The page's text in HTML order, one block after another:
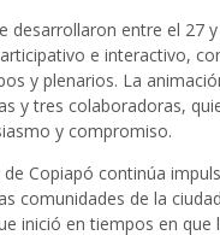
desarrollaron entre el 27
e interactivo,
y plenarios. La
y tres colaboradoras,
y compromiso.
de Copiapó continúa
comunidades de la
inició en tiempos en que